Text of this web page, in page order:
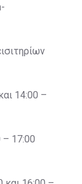
14:00 –
– 17:00